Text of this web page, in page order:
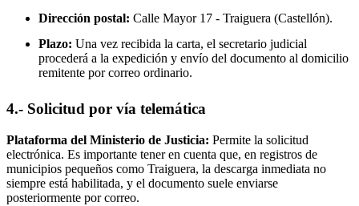
Dirección postal: Calle Mayor 17 - Traiguera (Castellón).
Plazo: Una vez recibida la carta, el secretario judicial
procederá a la expedición y envío del documento al domicilio
remitente por correo ordinario.
4.- Solicitud por vía telemática
Plataforma del Ministerio de Justicia: Permite la solicitud
electrónica. Es importante tener en cuenta que, en registros de
municipios pequeños como Traiguera, la descarga inmediata no
siempre está habilitada, y el documento suele enviarse
posteriormente por correo.